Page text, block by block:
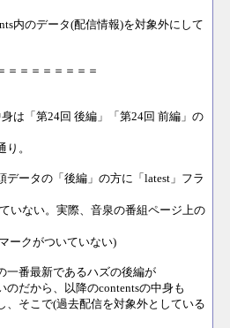
内のデータ(配信情報)を対象外にして
＝＝＝＝＝＝＝＝
身は「第24回 後編」「第24回 前編」の
。
データの「後編」の方に「latest」フラ
いない。実際、音泉の番組ページ上の
ークがついていない)
一番最新であるハズの後編が
のだから、以降のcontentsの中身も
、そこで(過去配信を対象外としている